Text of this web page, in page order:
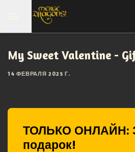
My Sweet Valentine -
14 ФЕВРАЛЯ 2025 Г.
ТОЛЬКО ОНЛАЙН:
подарок!